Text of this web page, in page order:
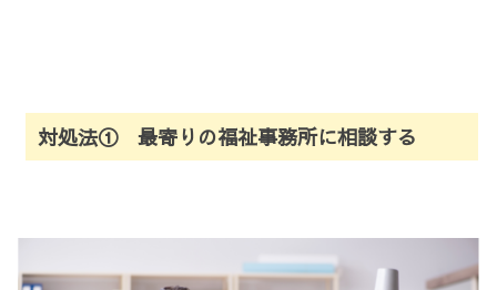
対処法① 最寄りの福祉事務所に相談する